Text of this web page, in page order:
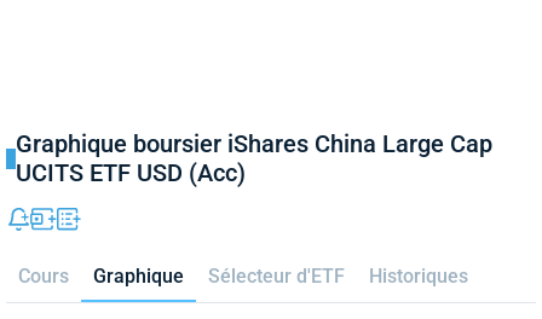
Graphique boursier iShares China Large Cap
UCITS ETF USD (Acc)
Cours Graphique Sélecteur d'ETF Historiques